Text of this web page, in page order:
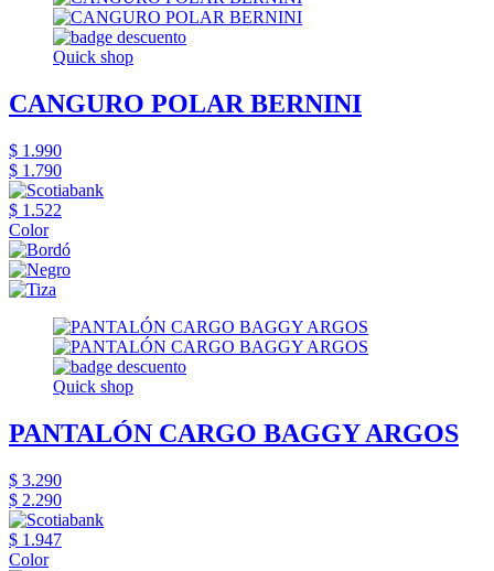
Quick shop
CANGURO POLAR BERNINI
$ 1.990
$ 1.790
$ 1.522
Color
Quick shop
PANTALÓN CARGO BAGGY ARGOS
$ 3.290
$ 2.290
$ 1.947
Color